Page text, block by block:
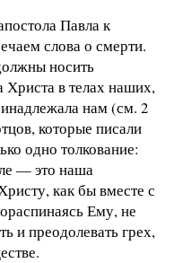
Павла к
слова о смерти.
носить
Христа в телах наших,
нам (см. 2
которые писали
одно толкование:
— это наша
как бы вместе с
Ему, не
и преодолевать грех,